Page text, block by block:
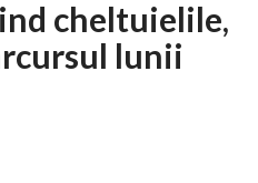
cheltuielile,
lunii